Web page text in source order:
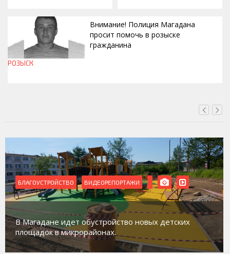
Внимание! Полиция Магадана
просит помочь в розыске
гражданина
РОЗЫСК
БЛАГОУСТРОЙСТВО ВИДЕОРЕПОРТАЖИ
В Магадане идет обустройство новых детских
площадок в микрорайонах.